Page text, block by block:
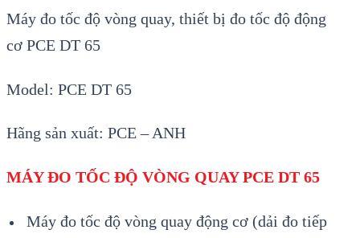
Máy đo tốc độ vòng quay, thiết bị đo tốc độ động
cơ PCE DT 65
Model: PCE DT 65
Hãng sản xuất: PCE– ANH
MÁY ĐO TỐC ĐỘ VÒNG QUAY PCE DT 65
Máy đo tốc độ vòng quay động cơ (dải đo tiếp